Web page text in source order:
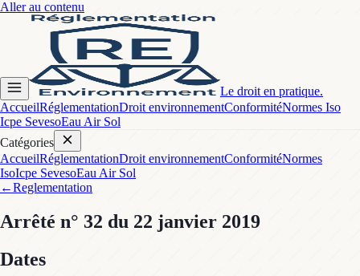
Aller au contenu
Le droit en pratique.
AccueilRéglementationDroit environnementConformitéNormes Iso
Icpe SevesoEau Air Sol
Catégories
AccueilRéglementationDroit environnementConformitéNormes
IsoIcpe SevesoEau Air Sol
←Reglementation
Arrêté n° 32 du 22 janvier 2019
Dates